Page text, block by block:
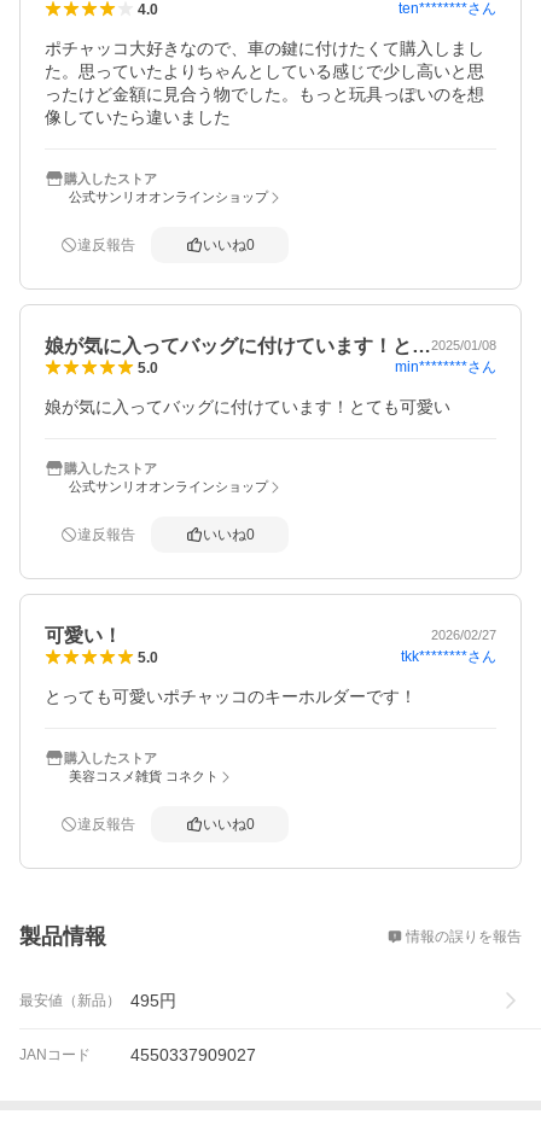
4.0 ten********さん
ポチャッコ大好きなので、車の鍵に付けたくて購入しまし
た。思っていたよりちゃんとしている感じで少し高いと思
ったけど金額に見合う物でした。もっと玩具っぽいのを想
像していたら違いました
購入したストア
公式サンリオオンラインショップ
違反報告 いいね0
娘が気に入ってバッグに付けています！と…2025/01/08
5.0 min********さん
娘が気に入ってバッグに付けています！とても可愛い
購入したストア
公式サンリオオンラインショップ
違反報告 いいね0
可愛い！ 2026/02/27
5.0 tkk********さん
とっても可愛いポチャッコのキーホルダーです！
購入したストア
美容コスメ雑貨 コネクト
違反報告 いいね0
製品情報 情報の誤りを報告
最安値（新品） 495円
JANコード 4550337909027